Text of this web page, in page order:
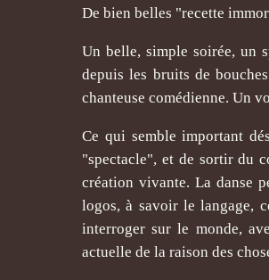
De bien belles "recette
Un belle, simple soirée, un
depuis les bruits de
chanteuse comédienne. Un
Ce qui semble important
"spectacle", et de sortir du
création vivante. La danse
logos, à savoir le langage,
interroger sur le monde,
actuelle de la raison des